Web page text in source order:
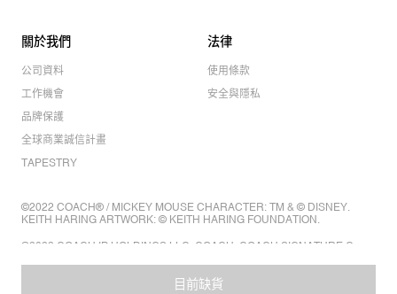
目前缺貨
關於我們
公司資料
工作機會
品牌保護
全球商業誠信計畫
TAPESTRY
法律
使用條款
安全與隱私
©2022 COACH® / MICKEY MOUSE CHARACTER: TM & © DISNEY.
KEITH HARING ARTWORK: © KEITH HARING FOUNDATION.
©2022 COACH IP HOLDINGS LLC. COACH, COACH SIGNATURE C